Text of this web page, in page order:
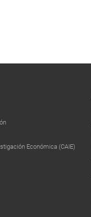
Económica (CAIE)